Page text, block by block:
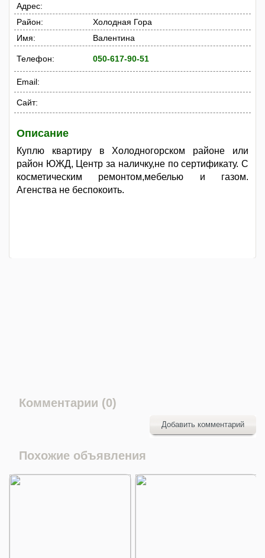
Адрес:
Район:
Холодная Гора
Имя:
Валентина
Телефон: 050-617-90-51
Email:
Сайт:
Описание
Куплю квартиру в Холодногорском районе или
район ЮЖД, Центр за наличку,не по сертификату. С
косметическим ремонтом,мебелью и газом.
Агенства не беспокоить.
Комментарии (0)
Добавить комментарий
Похожие объявления